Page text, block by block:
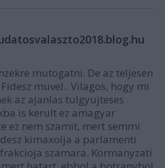
mutogatni. De az teljesen
muvel.. Vilagos, hogy mi
az ajanlas tulgyujteses
is kerult ez amagyar
ez nem szamit, mert semmi
kimaxolja a parlamenti
szamara. Kormanyzati